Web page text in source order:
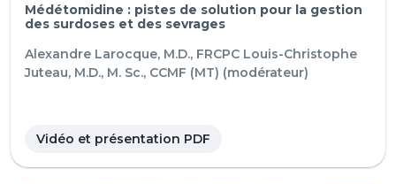
Médétomidine : pistes de solution pour la gestion
des surdoses et des sevrages
Alexandre Larocque, M.D., FRCPC Louis-Christophe
Juteau, M.D., M. Sc., CCMF (MT) (modérateur)
Vidéo et présentation PDF